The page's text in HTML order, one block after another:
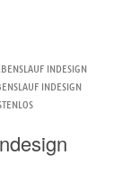
INDESIGN
INDESIGN